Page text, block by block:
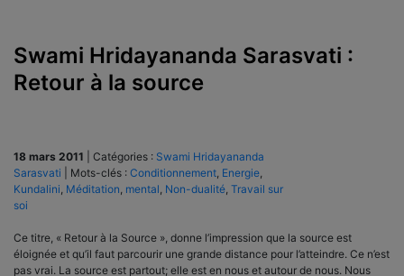
Swami Hridayananda Sarasvati :
Retour à la source
18 mars 2011 Catégories : Swami Hridayananda
Sarasvati
Mots-clés : Conditionnement Energie
Kundalini Méditation mental Non-dualité Travail sur
soi
Ce titre, « Retour à la Source », donne l’impression que la source est
éloignée et qu’il faut parcourir une grande distance pour l’atteindre. Ce n’est
pas vrai. La source est partout; elle est en nous et autour de nous. Nous